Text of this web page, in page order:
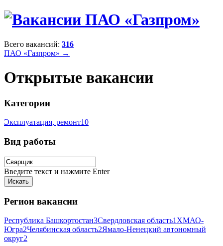
Всего вакансий: 316
ПАО «Газпром» →
Открытые вакансии
Категории
Эксплуатация, ремонт10
Вид работы
Введите текст и нажмите Enter
Регион вакансии
Республика Башкортостан3Свердловская область1 ХМАО-
Югра2Челябинская область2Ямало-Ненецкий автономный
округ2